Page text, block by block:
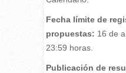
Fecha límite de
propuestas: 16 de
23:59 horas.
Publicación de